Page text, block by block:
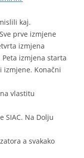
kaj.
prve izmjene
izmjena
izmjena starta
izmjene. Konačni
vlastitu
SIAC. Na Dolju
a svakako